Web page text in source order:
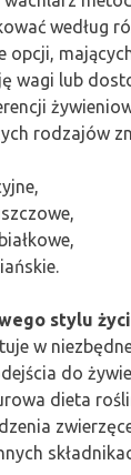
według
opcji,
wagi lub
rodzajów
stylu
w
do
dieta